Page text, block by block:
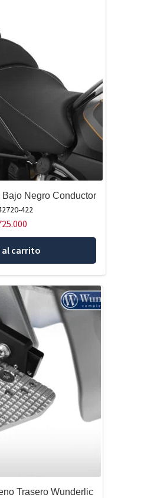
Negro Conductor
422
al carrito
Trasero Wunderlic